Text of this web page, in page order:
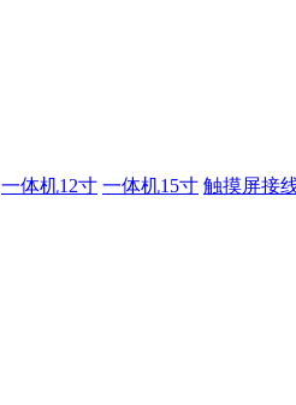
一体机12寸 一体机15寸 触摸屏接